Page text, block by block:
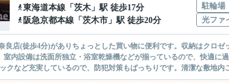
東海道本線 「 茨木 」駅 徒歩17分
阪急京都本線 「 茨木市 」駅 徒歩20分
駐輪場
光ファ
良店(徒歩4分)がありちょっとした買い物に便利です。収納はクロ
室内設備は洗面所独立・浴室乾燥機などが揃っているので、快適に
クなど充実しているので、防犯対策もばっちりです。清潔な敷地内